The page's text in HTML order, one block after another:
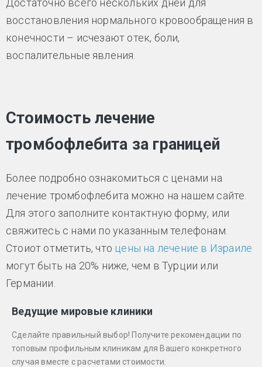
Достаточно всего нескольких дней для
восстановления нормального кровообращения в
конечности – исчезают отек, боли,
воспалительные явления.
Стоимость лечение
тромбофлебита за границей
Более подробно ознакомиться с ценами на
лечение тромбофлебита можно на нашем сайте.
Для этого заполните контактную форму, или
свяжитесь с нами по указанным телефонам.
Стоиот отметить, что цены на лечение в Израиле
могут быть на 20% ниже, чем в Турции или
Германии.
Ведущие мировые клиники
Сделайте правильный выбор! Получите рекомендации по
топовым профильным клиникам для Вашего конкретного
случая вместе с расчетами стоимости.